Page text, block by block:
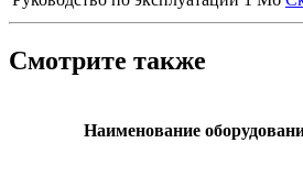
Смотрите также
Наименование